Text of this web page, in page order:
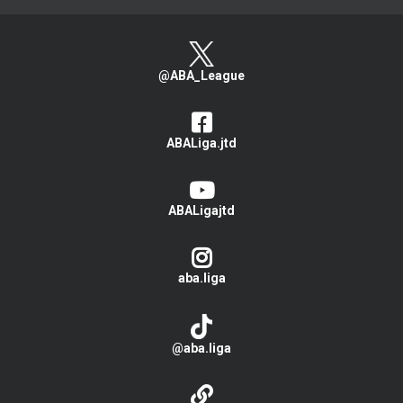
@ABA_League
ABALiga.jtd
ABALigajtd
aba.liga
@aba.liga